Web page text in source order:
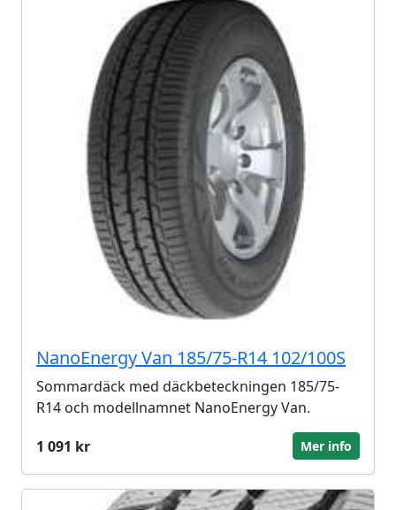
NanoEnergy Van 185/75-R14 102/100S
Sommardäck med däckbeteckningen 185/75-
R14 och modellnamnet NanoEnergy Van.
1 091 kr
Mer info